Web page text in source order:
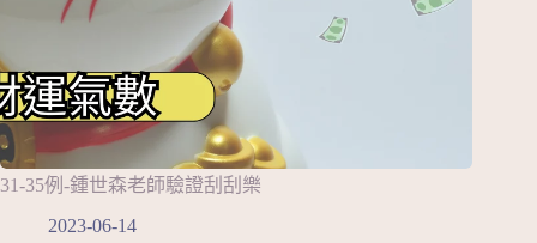
31-35例-鍾世森老師驗證刮刮樂
2023-06-14